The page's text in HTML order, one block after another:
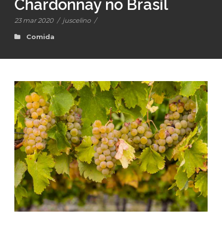
Chardonnay no Brasil
23 mar 2020 / juscelino /
Comida